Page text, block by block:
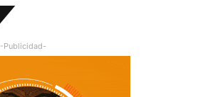
-Publicidad-